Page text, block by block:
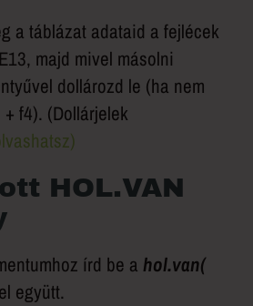
a táblázat adataid a fejlécek
majd mivel másolni
dollározd le (ha nem
f4). (Dollárjelek
HOL.VAN
írd be a hol.van(
együtt.